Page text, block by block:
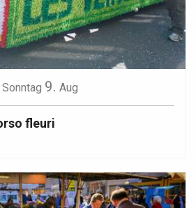
Sonntag 9. Aug
fleuri